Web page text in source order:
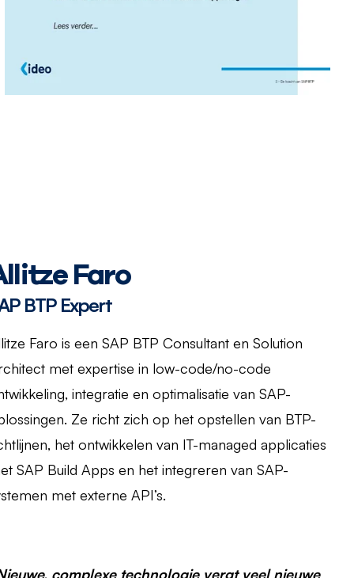
Faro
BTP Expert
Faro is een SAP BTP Consultant en Solution
met expertise in low-code/no-code
integratie en optimalisatie van SAP-
Ze richt zich op het opstellen van BTP-
het ontwikkelen van IT-managed applicaties
SAP Build Apps en het integreren van SAP-
met externe API’s.
complexe technologie vergt veel nieuwe